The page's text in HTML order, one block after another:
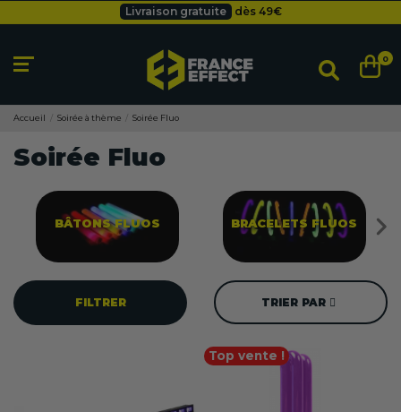
Livraison gratuite dès 49€
Livraison gratuite dès 49 0
Accueil Soirée à thème Soirée Fluo
Soirée Fluo
BÂTONS FLUOS BRACELETS FLUOS
FILTRER TRIER PAR
Top vente !